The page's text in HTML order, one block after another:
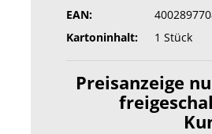
EAN:
Kartoninhalt:
1 Stück
Preisanzeige